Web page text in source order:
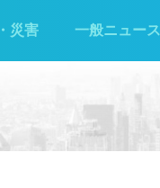
災害 一般ニュース